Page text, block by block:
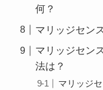
何？
マリッジセン
マリッジセン
法は？
マリッジ